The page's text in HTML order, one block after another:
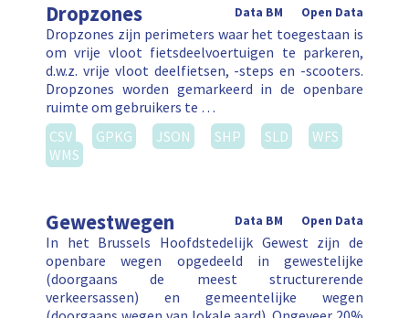
Dropzones Open Data
Data BM
Dropzones zijn perimeters waar het toegestaan is
om vrije vloot fietsdeelvoertuigen te parkeren,
d.w.z. vrije vloot deelfietsen, -steps en -scooters.
Dropzones worden gemarkeerd in de openbare
ruimte om gebruikers te …
CSV
GPKG JSON SHP SLD
WFS
WMS
Gewestwegen Open Data
Data BM
In het Brussels Hoofdstedelijk Gewest zijn de
openbare wegen opgedeeld in gewestelijke
(doorgaans de meest structurerende
verkeersassen) en gemeentelijke wegen